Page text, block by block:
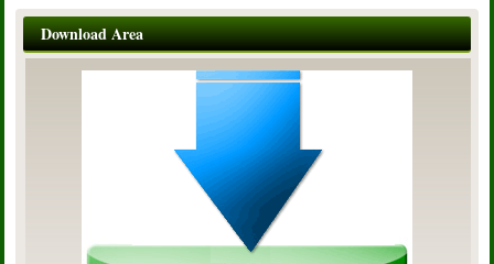
Download Area